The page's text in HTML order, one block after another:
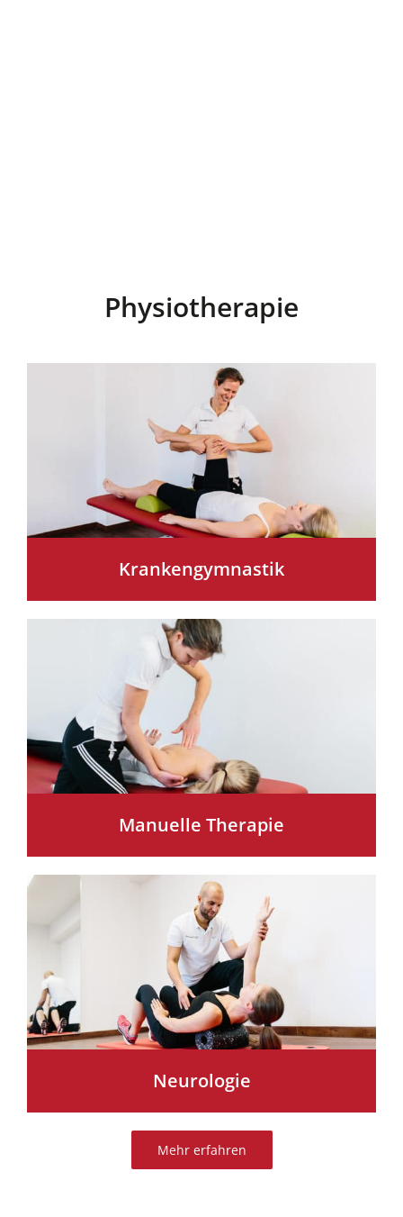
Physiotherapie
Krankengymnastik
Manuelle Therapie
Neurologie
Mehr erfahren